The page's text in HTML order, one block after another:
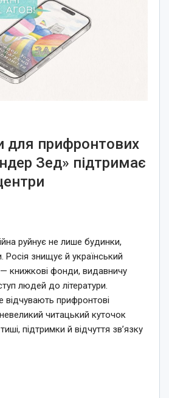
для прифронтових
Зед» підтримає
руйнує не лише будинки,
Росія знищує й український
— книжкові фонди, видавничу
людей до літератури.
прифронтові
читацький куточок
підтримки й відчуття зв’язку